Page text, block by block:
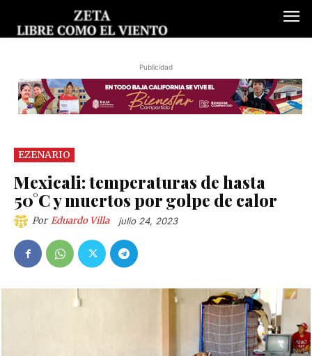
Publicidad
EZENARIO
Mexicali: temperaturas de hasta
50°C y muertos por golpe de calor
Por Eduardo Villa julio 24, 2023